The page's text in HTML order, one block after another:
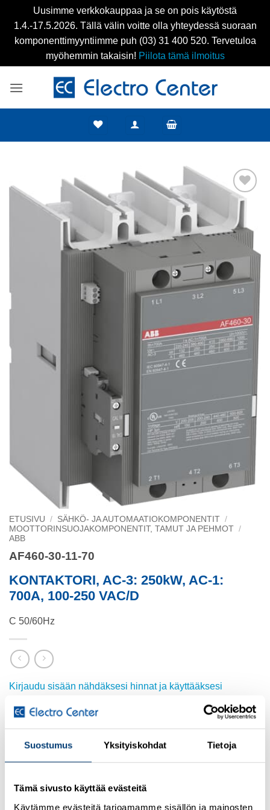
Suostumus Yksityiskohdat Tietoja
Tämä sivusto käyttää evästeitä
Käytämme evästeitä tarjoamamme sisällön ja mainosten
Uusimme verkkokauppaa ja se on pois käytöstä
1.4.-17.5.2026. Tällä välin voitte olla yhteydessä suoraan
komponenttimyyntiimme puh (03) 31 400 520. Tervetuloa
myöhemmin takaisin! Piilota tämä ilmoitus
Add to
wishlist
ETUSIVU / SÄHKÖ- JA AUTOMAATIOKOMPONENTIT /
MOOTTORINSUOJAKOMPONENTIT, TAMUT JA PEHMOT /
ABB
AF460-30-11-70
KONTAKTORI, AC-3: 250kW, AC-1:
700A, 100-250 VAC/D
C 50/60Hz
Kirjaudu sisään nähdäksesi hinnat ja käyttääksesi
Lisätietoja tuotteesta